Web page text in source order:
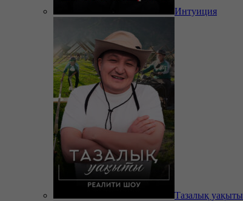
Интуиция
Тазалық уақыты